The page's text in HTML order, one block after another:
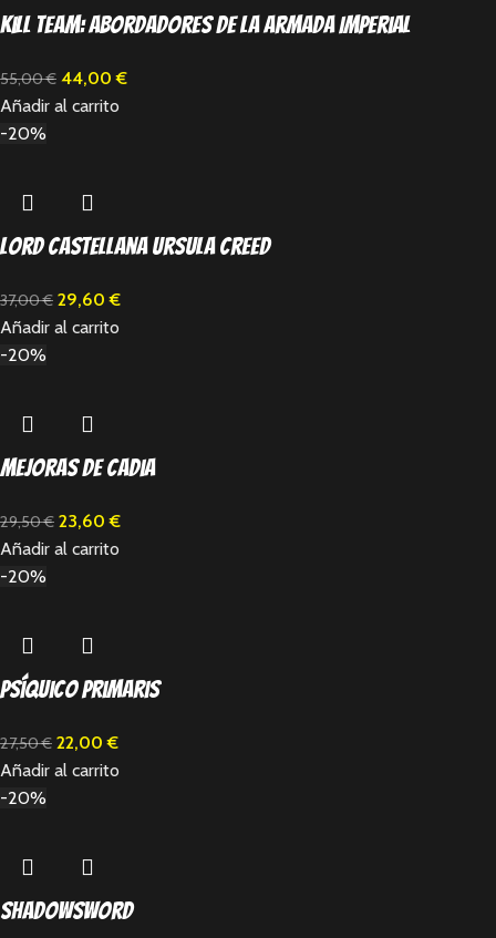
Kill Team: Abordadores de la Armada Imperial
55,00€ 44,00€
Añadir al carrito
-20%
Lord Castellana Ursula Creed
37,00€ 29,60€
Añadir al carrito
-20%
Mejoras de cadia
29,50€ 23,60€
Añadir al carrito
-20%
Psíquico Primaris
27,50€ 22,00€
Añadir al carrito
-20%
Shadowsword